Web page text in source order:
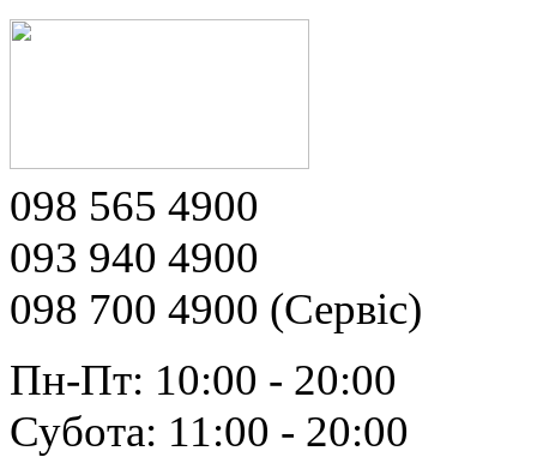
098 565 4900
093 940 4900
098 700 4900 (Сервіс)
Пн-Пт: 10:00 - 20:00
Субота: 11:00 - 20:00